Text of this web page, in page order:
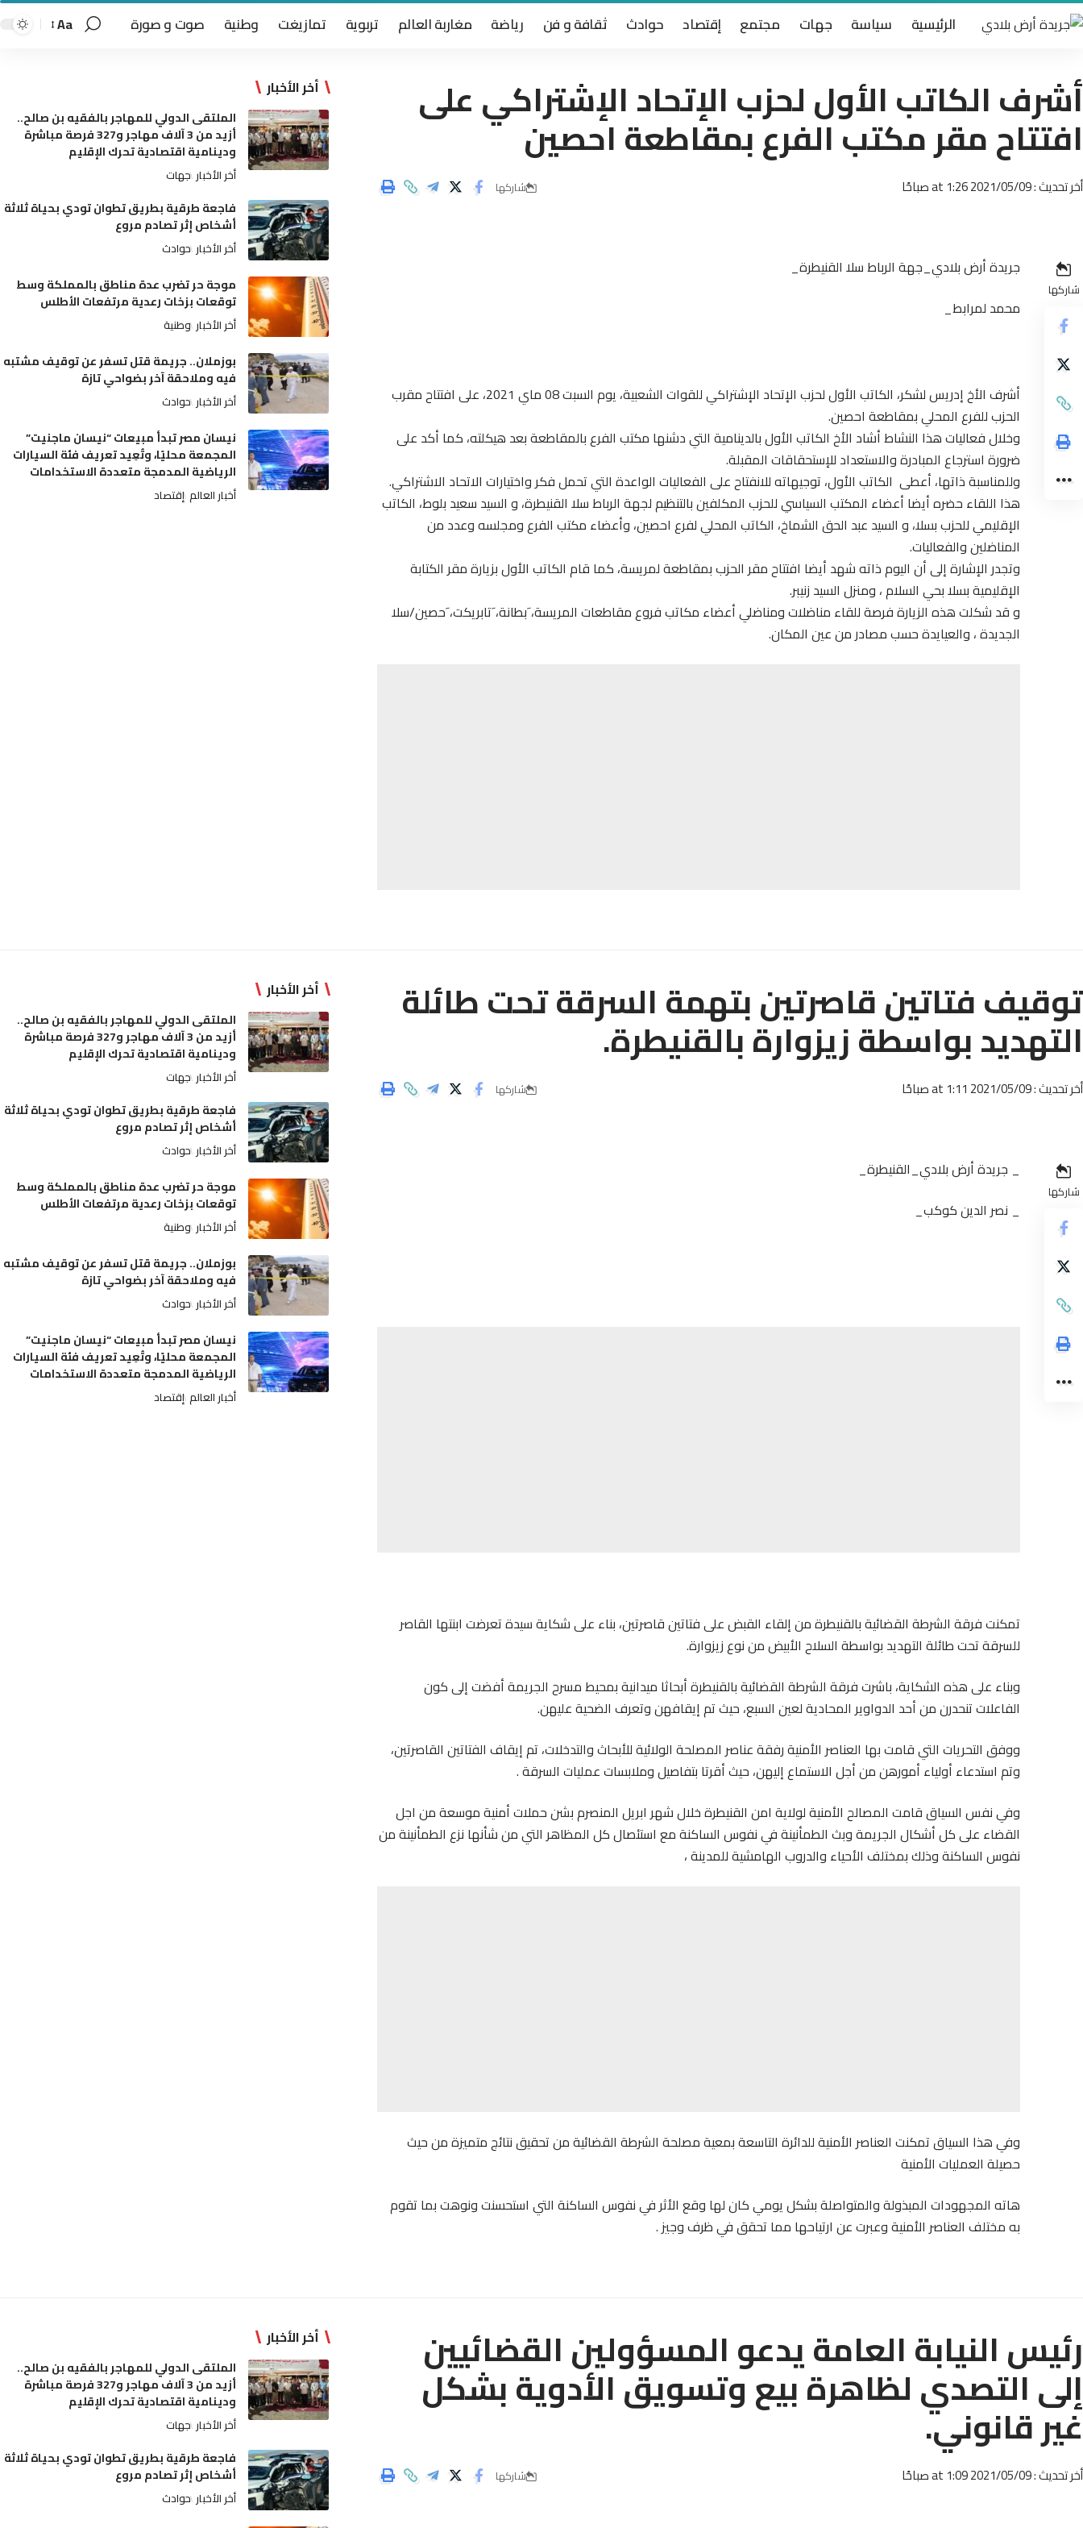
الرئيسية سياسة جهات مجتمع إقتصاد حوادث ثقافة و فن رياضة مغاربة العالم تربوية تمازيغت وطنية صوت و صورة Aa
أشرف الكاتب الأول لحزب الإتحاد الإشتراكي على
افتتاح مقر مكتب الفرع بمقاطعة احصين
أخر تحديث : 2021/05/09 at 1:26 صباحًا شاركها
شاركها
جريدة أرض بلادي_جهة الرباط سلا القنيطرة_
محمد لمرابط_
أشرف الأخ إدريس لشكر، الكاتب الأول لحزب الإتحاد الإشتراكي للقوات الشعبية، يوم السبت 08 ماي 2021، على افتتاح مقرب
الحزب للفرع المحلي بمقاطعة احصين.
وخلال فعاليات هذا النشاط أشاد الأخ الكاتب الأول بالدينامية التي دشنها مكتب الفرع بالمقاطعة بعد هيكلته، كما أكد على
ضرورة استرجاع المبادرة والاستعداد للإستحقاقات المقبلة.
وللمناسبة ذاتها، أعطى الكاتب الأول، توجيهاته للانفتاح على الفعاليات الواعدة التي تحمل فكر واختيارات الاتحاد الاشتراكي.
هذا اللقاء حضره أيضا أعضاء المكتب السياسي للحزب المكلفين بالتنظيم لجهة الرباط سلا القنيطرة، و السيد سعيد بلوط، الكاتب
الإقليمي للحزب بسلا، و السيد عبد الحق الشماخ، الكاتب المحلي لفرع احصين، وأعضاء مكتب الفرع ومجلسه وعدد من
المناضلين والفعاليات.
وتجدر الإشارة إلى أن اليوم ذاته شهد أيضا افتتاح مقر الحزب بمقاطعة لمريسة، كما قام الكاتب الأول بزيارة مقر الكتابة
الإقليمية بسلا بحي السلام ، ومنزل السيد زنيبر.
و قد شكلت هذه الزيارة فرصة للقاء مناضلات ومناضلي أعضاء مكاتب فروع مقاطعات المريسة، َبطانة، َتابريكت، َحصين/سلا
الجديدة ، والعيايدة حسب مصادر من عين المكان.
أخر الأخبار
الملتقى الدولي للمهاجر بالفقيه بن صالح..
أزيد من 3 آلاف مهاجر و327 فرصة مباشرة
ودينامية اقتصادية تحرك الإقليم
أخر الأخبار جهات
فاجعة طرقية بطريق تطوان تودي بحياة ثلاثة
أشخاص إثر تصادم مروع
أخر الأخبار حوادث
موجة حر تضرب عدة مناطق بالمملكة وسط
توقعات بزخات رعدية مرتفعات الأطلس
أخر الأخبار وطنية
بوزملان.. جريمة قتل تسفر عن توقيف مشتبه
فيه وملاحقة آخر بضواحي تازة
أخر الأخبار حوادث
نيسان مصر تبدأ مبيعات “نيسان ماجنيت”
المجمعة محليًا، وتُعِيد تعريف فئة السيارات
الرياضية المدمجة متعددة الاستخدامات
أخبار العالم إقتصاد
توقيف فتاتين قاصرتين بتهمة السرقة تحت طائلة
التهديد بواسطة زيزوارة بالقنيطرة.
أخر تحديث : 2021/05/09 at 1:11 صباحًا شاركها
شاركها
_ جريدة أرض بلادي_القنيطرة_
_ نصر الدين كوكب_
تمكنت فرقة الشرطة القضائية بالقنيطرة من إلقاء القبض على فتاتين قاصرتين، بناء على شكاية سيدة تعرضت ابنتها القاصر
للسرقة تحت طائلة التهديد بواسطة السلاح الأبيض من نوع زيزوارة.
وبناء على هذه الشكاية، باشرت فرقة الشرطة القضائية بالقنيطرة أبحاثا ميدانية بمحيط مسرح الجريمة أفضت إلى كون
الفاعلات تنحدرن من أحد الدواوير المحادية لعين السبع، حيث تم إيقافهن وتعرف الضحية عليهن.
ووفق التحريات التي قامت بها العناصر الأمنية رفقة عناصر المصلحة الولائية للأبحاث والتدخلات، تم إيقاف الفتاتين القاصرتين،
وتم استدعاء أولياء أمورهن من أجل الاستماع إليهن، حيث أقرتا بتفاصيل وملابسات عمليات السرقة .
وفي نفس السياق قامت المصالح الأمنية لولاية امن القنيطرة خلال شهر ابريل المنصرم بشن حملات أمنية موسعة من اجل
القضاء على كل أشكال الجريمة وبث الطمأنينة في نفوس الساكنة مع استئصال كل المظاهر التي من شأنها نزع الطمأنينة من
نفوس الساكنة وذلك بمختلف الأحياء والدروب الهامشية للمدينة ،
وفي هذا السياق تمكنت العناصر الأمنية للدائرة التاسعة بمعية مصلحة الشرطة القضائية من تحقيق نتائج متميزة من حيث
حصيلة العمليات الأمنية
هاته المجهودات المبذولة والمتواصلة بشكل يومي كان لها وقع الأثر في نفوس الساكنة التي استحسنت ونوهت بما تقوم
به مختلف العناصر الأمنية وعبرت عن ارتياحها مما تحقق في ظرف وجيز .
أخر الأخبار
الملتقى الدولي للمهاجر بالفقيه بن صالح..
أزيد من 3 آلاف مهاجر و327 فرصة مباشرة
ودينامية اقتصادية تحرك الإقليم
أخر الأخبار جهات
فاجعة طرقية بطريق تطوان تودي بحياة ثلاثة
أشخاص إثر تصادم مروع
أخر الأخبار حوادث
موجة حر تضرب عدة مناطق بالمملكة وسط
توقعات بزخات رعدية مرتفعات الأطلس
أخر الأخبار وطنية
بوزملان.. جريمة قتل تسفر عن توقيف مشتبه
فيه وملاحقة آخر بضواحي تازة
أخر الأخبار حوادث
نيسان مصر تبدأ مبيعات “نيسان ماجنيت”
المجمعة محليًا، وتُعِيد تعريف فئة السيارات
الرياضية المدمجة متعددة الاستخدامات
أخبار العالم إقتصاد
رئيس النيابة العامة يدعو المسؤولين القضائيين
إلى التصدي لظاهرة بيع وتسويق الأدوية بشكل
غير قانوني.
أخر تحديث : 2021/05/09 at 1:09 صباحًا شاركها
أخر الأخبار
الملتقى الدولي للمهاجر بالفقيه بن صالح..
أزيد من 3 آلاف مهاجر و327 فرصة مباشرة
ودينامية اقتصادية تحرك الإقليم
أخر الأخبار جهات
فاجعة طرقية بطريق تطوان تودي بحياة ثلاثة
أشخاص إثر تصادم مروع
أخر الأخبار حوادث